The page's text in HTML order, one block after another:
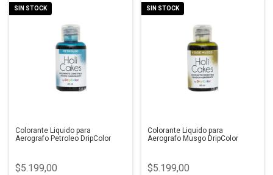
SIN STOCK
Colorante Liquido para
Aerografo Petroleo DripColor
$5.199,00
SIN STOCK
Colorante Liquido para
Aerografo Musgo DripColor
$5.199,00